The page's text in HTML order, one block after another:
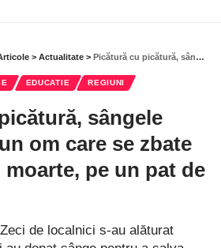
> Actualitate > Picătură cu picătură, sângele poate salva un om care se zbate între viață și moarte, pe un pat de spital!
EDUCATIE REGIUNI
sângele
om care se zbate
pe un pat de
de localnici s-au alăturat